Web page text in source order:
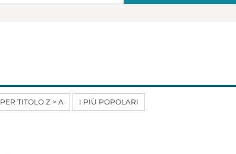
PER TITOLO Z > A I PIÙ POPOLARI